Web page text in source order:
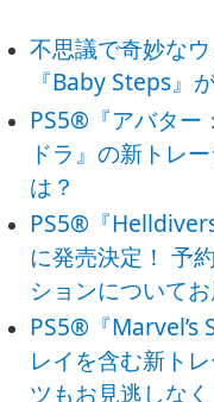
不思議で奇妙な
『Baby Steps』
PS5®『アバター
ドラ』の新トレ
は？
PS5®『
に発売決定！ 予
ションについてお
PS5®『Marvel’s
レイを含む新ト
ツもお見逃しなく